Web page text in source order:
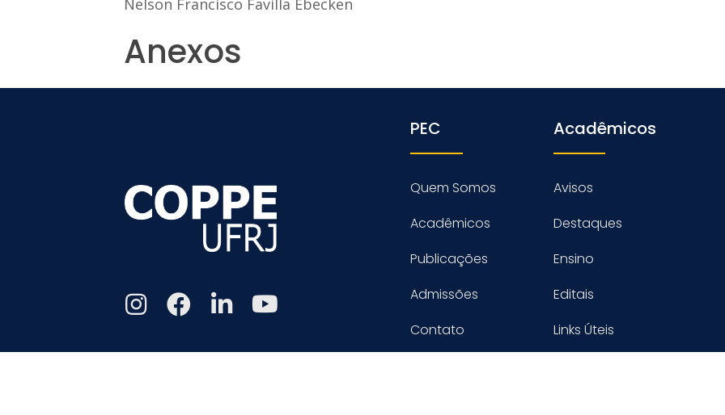
Nelson Francisco Favilla Ebecken
Anexos
PEC
Quem Somos
Acadêmicos
Publicações
Admissões
Contato
Acadêmicos
Avisos
Destaques
Ensino
Editais
Links Úteis